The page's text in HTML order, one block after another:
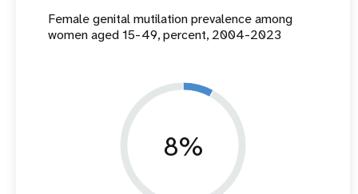
Female genital mutilation prevalence among
women aged 15-49, percent, 2004-2023
8%